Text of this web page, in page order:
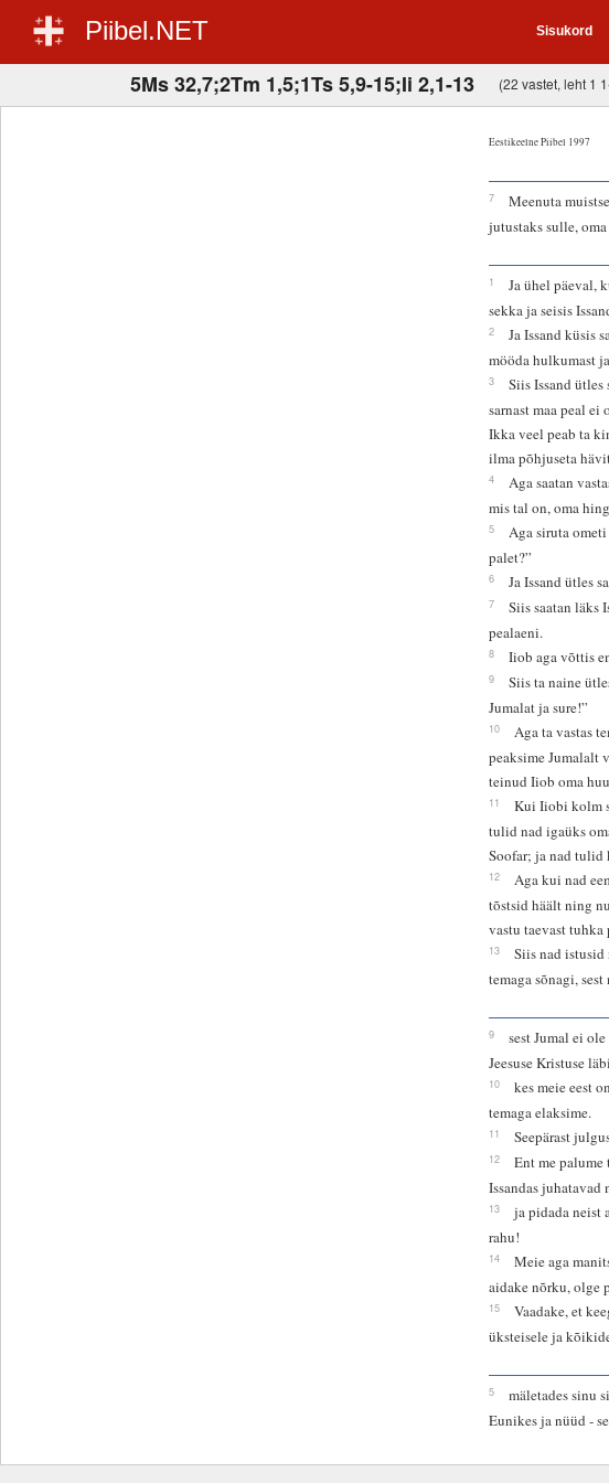
Piibel.NET Sisukord
5Ms 32,7;2Tm 1,5;1Ts 5,9-15;Ii 2,1-13 (22 vastet, leht 1
Eestikeelne Piibel 1997
7
Meenuta
jutustaks sulle,
1
Ja ühel päeval,
sekka ja seisis
2
Ja Issand küsis
mööda hulkumast
3
Siis Issand ütles
sarnast maa peal
Ikka veel peab ta
ilma põhjuseta
4
Aga saatan
mis tal on, oma
5
Aga siruta
palet?”
6 Ja Issand ütles
7
Siis saatan läks
pealaeni.
8 Iiob aga võttis
9
Siis ta naine
Jumalat ja sure!”
10
Aga ta vastas
peaksime Jumalalt
teinud Iiob oma
11
Kui Iiobi kolm
tulid nad igaüks
Soofar; ja nad tulid
12
Aga kui nad
tõstsid häält ning
vastu taevast tuhka
13
Siis nad istusid
temaga sõnagi,
9
sest Jumal ei
Jeesuse Kristuse
10
kes meie eest
temaga elaksime.
11 Seepärast
12
Ent me palume
Issandas
13
ja pidada neist
rahu!
14
Meie aga
aidake nõrku, olge
15
Vaadake, et
üksteisele ja
5
mäletades sinu
Eunikes ja nüüd -